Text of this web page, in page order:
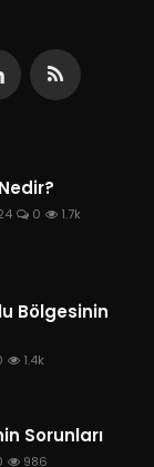
0 1.7k
Bölgesinin
1.4k
Sorunları
986